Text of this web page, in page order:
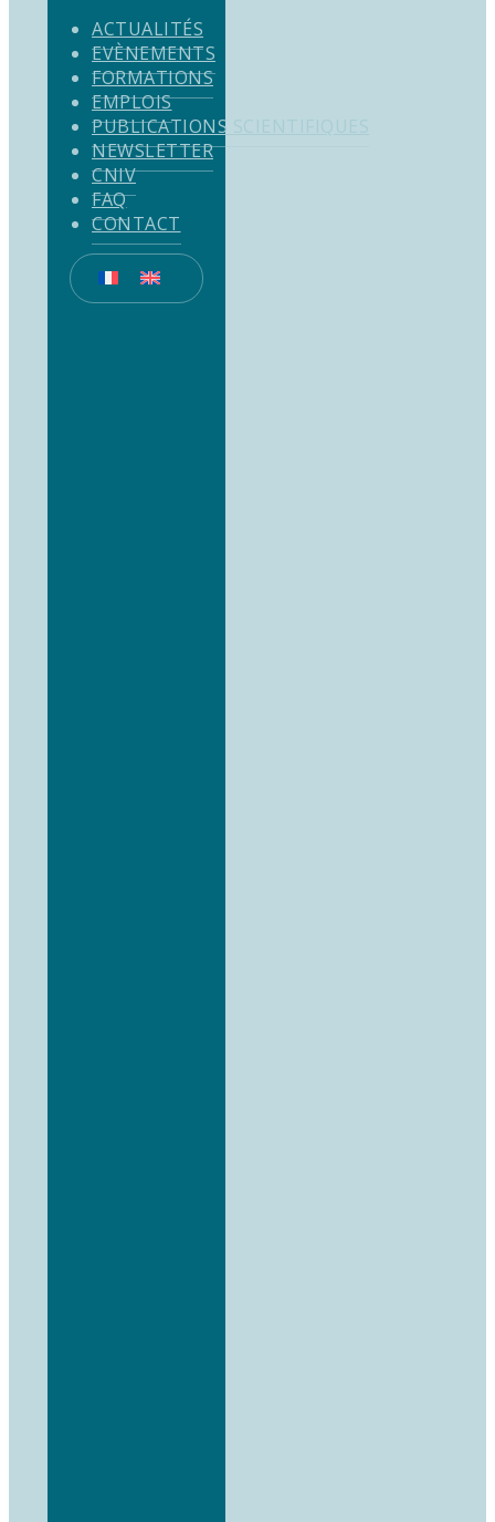
ACTUALITÉS
EVÈNEMENTS
FORMATIONS
EMPLOIS
PUBLICATIONS SCIENTIFIQUES
NEWSLETTER
CNIV
FAQ
CONTACT